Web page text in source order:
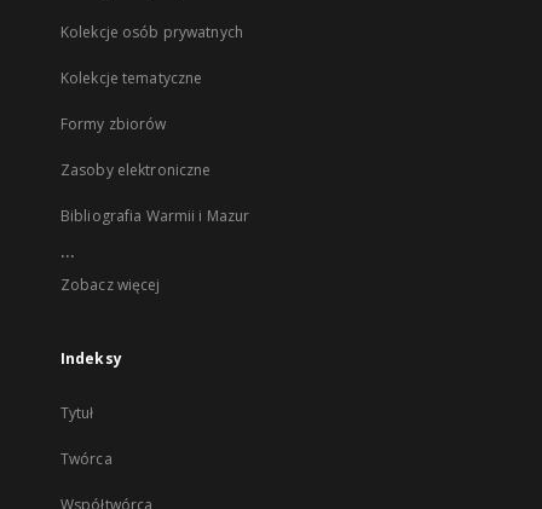
Kolekcje osób prywatnych
Kolekcje tematyczne
Formy zbiorów
Zasoby elektroniczne
Bibliografia Warmii i Mazur
...
Zobacz więcej
Indeksy
Tytuł
Twórca
Współtwórca